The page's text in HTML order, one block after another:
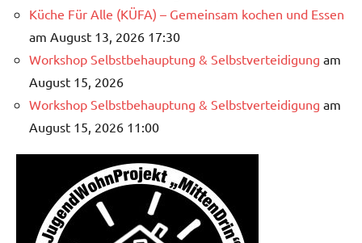
Küche Für Alle (KÜFA) – Gemeinsam kochen und Essen
am August 13, 2026 17:30
Workshop Selbstbehauptung & Selbstverteidigung am
August 15, 2026
Workshop Selbstbehauptung & Selbstverteidigung am
August 15, 2026 11:00